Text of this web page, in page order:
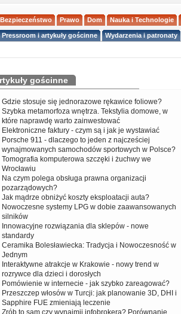
Bezpieczeństwo Prawo Dom Nauka i Technologie
Pressroom i artykuły gościnne Wydarzenia i patronaty
gościnne
Gdzie stosuje się jednorazowe rękawice foliowe?
Szybka metamorfoza wnętrza. Tekstylia domowe, w
które naprawdę warto zainwestować
Elektroniczne faktury - czym są i jak je wystawiać
Porsche 911 - dlaczego to jeden z najcześciej
wynajmowanych samochodów sportowych w Polsce?
Tomografia komputerowa szczęki i żuchwy we
Wrocławiu
Na czym polega obsługa prawna organizacji
pozarządowych?
Jak mądrze obniżyć koszty eksploatacji auta?
Nowoczesne systemy LPG w dobie zaawansowanych
silników
Innowacyjne rozwiązania dla sklepów - nowe
standardy
Ceramika Bolesławiecka: Tradycja i Nowoczesność w
Jednym
Interaktywne atrakcje w Krakowie - nowy trend w
rozrywce dla dzieci i dorosłych
Pomówienie w internecie - jak szybko zareagować?
Przeszczep włosów w Turcji: jak planowanie 3D, DHI i
Sapphire FUE zmieniają leczenie
Zrób to sam czy wynajmij infobrokera? Porównanie